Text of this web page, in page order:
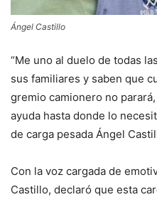
Ángel Castillo
“Me uno al duelo de todas
sus familiares y saben que
gremio camionero no
ayuda hasta donde lo
de carga pesada Ángel
Con la voz cargada de
Castillo, declaró que esta